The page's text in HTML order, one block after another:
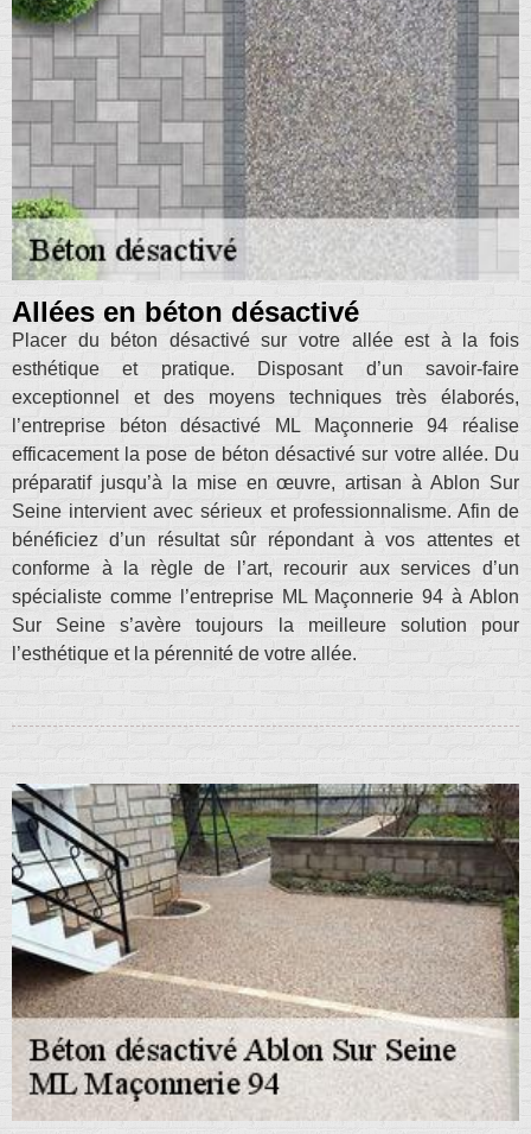
Allées en béton désactivé
Placer du béton désactivé sur votre allée est à la fois
esthétique et pratique. Disposant d’un savoir-faire
exceptionnel et des moyens techniques très élaborés,
l’entreprise béton désactivé ML Maçonnerie 94 réalise
efficacement la pose de béton désactivé sur votre allée. Du
préparatif jusqu’à la mise en œuvre, artisan à Ablon Sur
Seine intervient avec sérieux et professionnalisme. Afin de
bénéficiez d’un résultat sûr répondant à vos attentes et
conforme à la règle de l’art, recourir aux services d’un
spécialiste comme l’entreprise ML Maçonnerie 94 à Ablon
Sur Seine s’avère toujours la meilleure solution pour
l’esthétique et la pérennité de votre allée.